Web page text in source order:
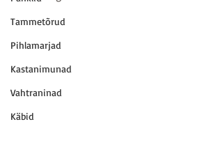
Tammetõrud
Pihlamarjad
Kastanimunad
Vahtraninad
Käbid